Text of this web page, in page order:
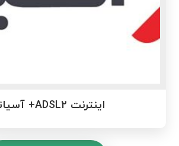
اینترنت ADSL2+ آسیاتک